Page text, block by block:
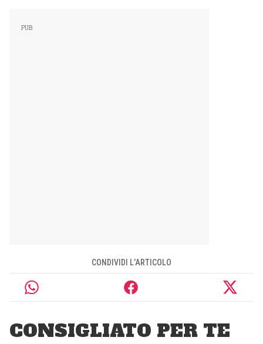
CONDIVIDI L’ARTICOLO
CONSIGLIATO PER TE